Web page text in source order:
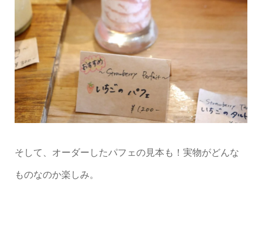
そして、オーダーしたパフェの見本も！実物がどんな
ものなのか楽しみ。